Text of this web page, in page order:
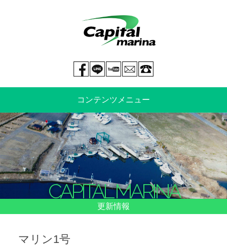
mail
You tube
LINE@
Facebook page
コンテンツメニュー
中古艇情報 新艇情報
船のご売却 整備・特殊艤装
船舶保険 マリーナ情報・料金表
茨城の海
CAPITAL MARINA
更新情報
マリン1号